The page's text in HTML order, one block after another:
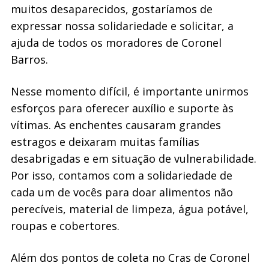
muitos desaparecidos, gostaríamos de
expressar nossa solidariedade e solicitar, a
ajuda de todos os moradores de Coronel
Barros.
Nesse momento difícil, é importante unirmos
esforços para oferecer auxílio e suporte às
vítimas. As enchentes causaram grandes
estragos e deixaram muitas famílias
desabrigadas e em situação de vulnerabilidade.
Por isso, contamos com a solidariedade de
cada um de vocês para doar alimentos não
perecíveis, material de limpeza, água potável,
roupas e cobertores.
Além dos pontos de coleta no Cras de Coronel